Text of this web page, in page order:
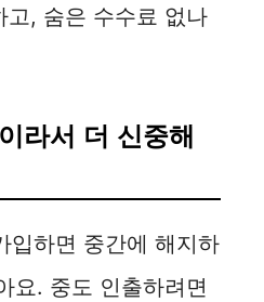
고, 숨은 수수료 없나
라서 더 신중해
입하면 중간에 해지하
요. 중도 인출하려면